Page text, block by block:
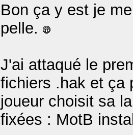
Bon ça y est je
pelle.
J'ai attaqué le
fichiers .hak et ça
joueur choisit sa
fixées : MotB